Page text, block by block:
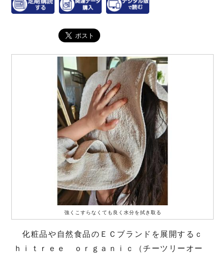
強くこすらなくても良く水分を拭き取る
化粧品や自然食品のＥＣブランドを展開するｃ
ｈｉｔｒｅｅ ｏｒｇａｎｉｃ（チーツリーオー